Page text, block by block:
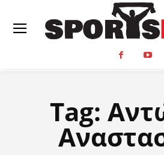
Tag: